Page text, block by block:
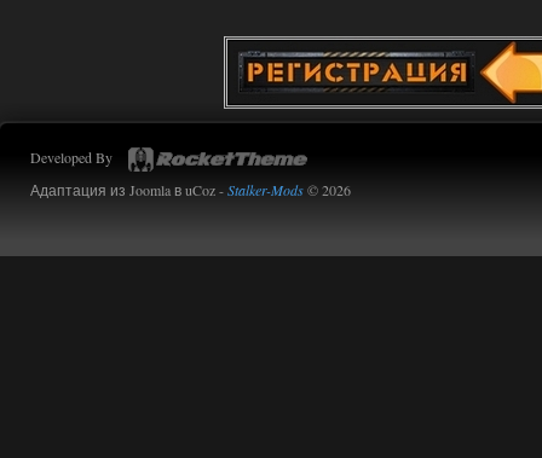
Developed By
Адаптация из Joomla в uCoz -Stalker-Mods© 2026